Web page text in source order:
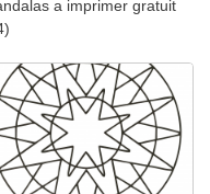
a imprimer gratuit